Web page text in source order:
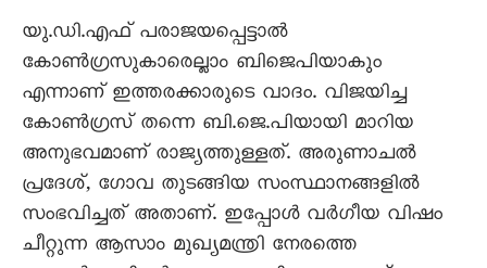
യു.ഡി.എഫ് പരാജയപ്പെട്ടാല്‍
കോണ്‍ഗ്രസുകാരെല്ലാം ബിജെപിയാകും
എന്നാണ് ഇത്തരക്കാരുടെ വാദം. വിജയിച്ച
കോണ്‍ഗ്രസ് തന്നെ ബി.ജെ.പിയായി മാറിയ
അനുഭവമാണ് രാജ്യത്തുള്ളത്. അരുണാചല്‍
പ്രദേശ്, ഗോവ തുടങ്ങിയ സംസ്ഥാനങ്ങളില്‍
സംഭവിച്ചത് അതാണ്. ഇപ്പോള്‍ വര്‍ഗീയ വിഷം
ചീറ്റുന്ന ആസാം മുഖ്യമന്ത്രി നേരത്തെ